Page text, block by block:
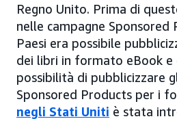
Regno Unito. Prima di
nelle campagne Sponsored
Paesi era possibile
dei libri in formato eBook e
possibilità di pubblicizzare
Sponsored Products per i
negli Stati Uniti è stata